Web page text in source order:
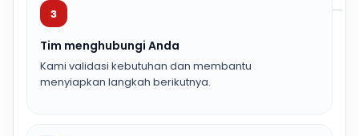
3
Tim menghubungi Anda
Kami validasi kebutuhan dan membantu
menyiapkan langkah berikutnya.